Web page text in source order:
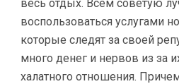
весь отдых. Всем советую
воспользоваться услугами
которые следят за своей
много денег и нервов из за
халатного отношения.